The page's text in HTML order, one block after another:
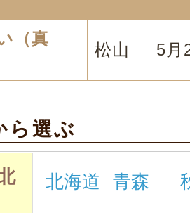
（真
松山 5月
ら選ぶ
北海道 青森